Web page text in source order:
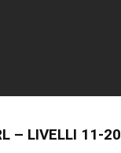
– LIVELLI 11-20